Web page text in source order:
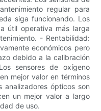
regular para
siga funcionando. Los
útil operativa más larga
- Rentabilidad:
económicos pero
debido a la calibración
sensores de oxígeno
mejor valor en términos
analizadores ópticos son
un mejor valor a largo
de uso.